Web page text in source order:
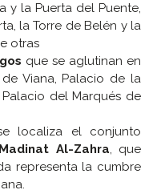
y la Puerta del Puente,
la Torre de Belén y la
otras
que se aglutinan en
Viana, Palacio de la
del Marqués de
localiza el conjunto
Madinat Al-Zahra, que
representa la cumbre